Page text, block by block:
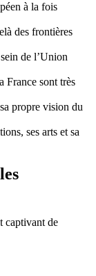
à la fois
des frontières
de l’Union
France sont très
propre vision du
ses arts et sa
captivant de